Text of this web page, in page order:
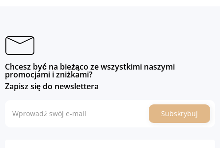
Chcesz być na bieżąco ze wszystkimi naszymi
promocjami i zniżkami?
Zapisz się do newslettera
Subskrybuj